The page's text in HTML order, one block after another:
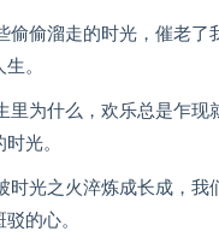
偷偷溜走的时光，催老了
。
里为什么，欢乐总是乍现
光。
时光之火淬炼成长成，我
的心。